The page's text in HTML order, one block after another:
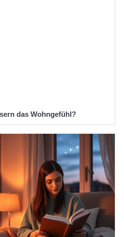
das Wohngefühl?